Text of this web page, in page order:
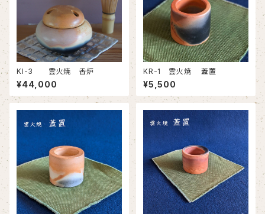
KI-3 雲火焼 香炉
¥44,000
KR-1 雲火焼 蓋置
¥5,500